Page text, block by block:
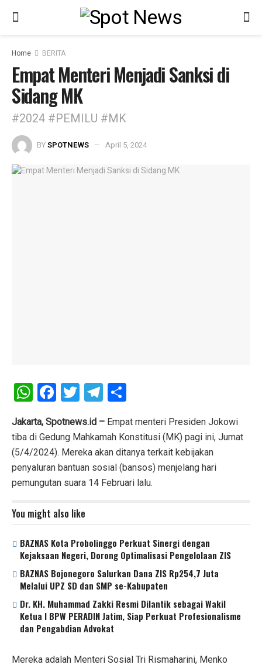
Home BERITA
Empat Menteri Menjadi Sanksi di
Sidang MK
#2024 #PEMILU #MK
BYSPOTNEWS April 5, 2024
W
h
at
s
A
p
p
F
a
ce
b
o
o
k
T
wi
tt
er
T
el
e
gr
a
m
ar
e
Jakarta, Spotnews.id – Empat menteri Presiden Jokowi
tiba di Gedung Mahkamah Konstitusi (MK) pagi ini, Jumat
(5/4/2024). Mereka akan ditanya terkait kebijakan
penyaluran bantuan sosial (bansos) menjelang hari
pemungutan suara 14 Februari lalu.
You might also like
BAZNAS Kota Probolinggo Perkuat Sinergi dengan
Kejaksaan Negeri, Dorong Optimalisasi Pengelolaan ZIS
BAZNAS Bojonegoro Salurkan Dana ZIS Rp254,7 Juta
Melalui UPZ SD dan SMP se-Kabupaten
Dr. KH. Muhammad Zakki Resmi Dilantik sebagai Wakil
Ketua I BPW PERADIN Jatim, Siap Perkuat Profesionalisme
dan Pengabdian Advokat
Mereka adalah Menteri Sosial Tri Rismaharini, Menko